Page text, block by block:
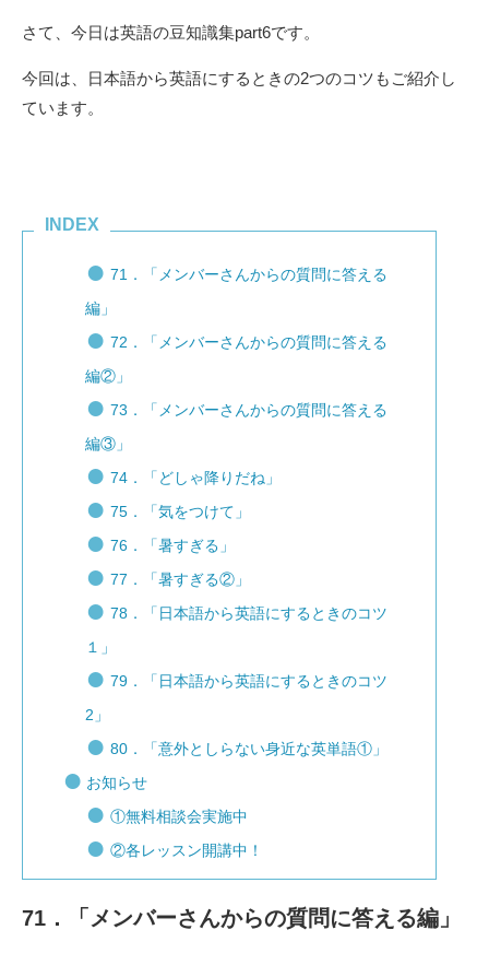
さて、今日は英語の豆知識集part6です。
今回は、日本語から英語にするときの2つのコツもご紹介し
ています。
INDEX
71．「メンバーさんからの質問に答える
編」
72．「メンバーさんからの質問に答える
編②」
73．「メンバーさんからの質問に答える
編③」
74．「どしゃ降りだね」
75．「気をつけて」
76．「暑すぎる」
77．「暑すぎる②」
78．「日本語から英語にするときのコツ
１」
79．「日本語から英語にするときのコツ
2」
80．「意外としらない身近な英単語①」
お知らせ
①無料相談会実施中
②各レッスン開講中！
71．「メンバーさんからの質問に答える編」